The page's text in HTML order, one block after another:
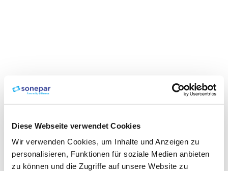
Diese Webseite verwendet Cookies
Wir verwenden Cookies, um Inhalte und Anzeigen zu
personalisieren, Funktionen für soziale Medien anbieten
zu können und die Zugriffe auf unsere Website zu